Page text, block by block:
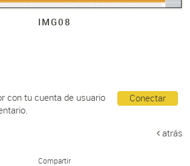
IMG08
Conectar
con tu cuenta de usuario
atrás
Compartir